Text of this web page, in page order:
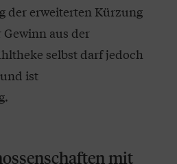
der erweiterten Kürzung
aus der
selbst darf jedoch
ist
mit